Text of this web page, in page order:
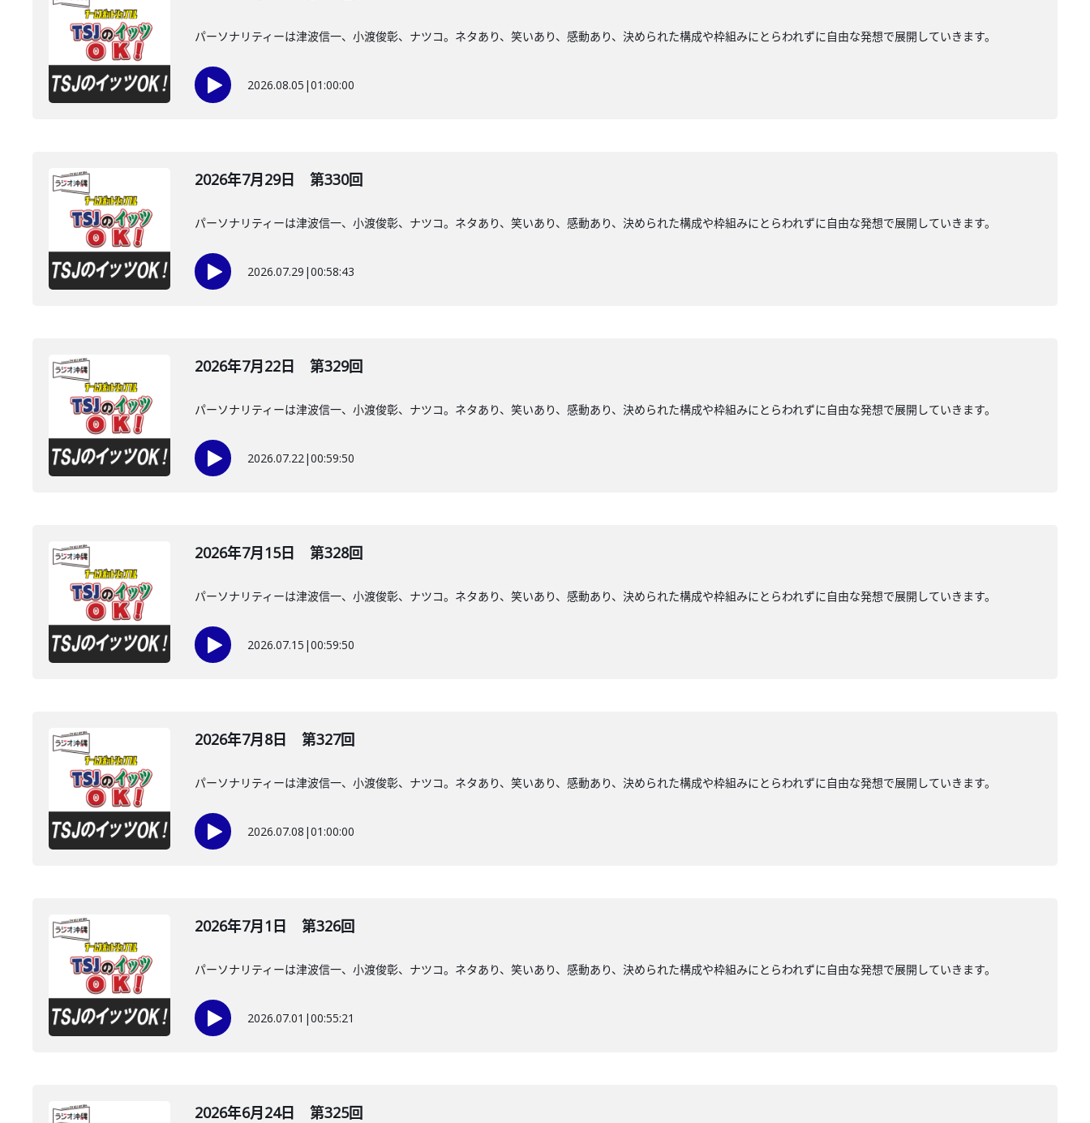
パーソナリティーは津波信一、小渡俊彰、ナツコ。ネタあり、笑いあり、感動あり、決められた構成や枠組みにとらわれずに自由な発想で展開していきます。
2026.08.05 |01:00:00
2026年7月29日 第330回
パーソナリティーは津波信一、小渡俊彰、ナツコ。ネタあり、笑いあり、感動あり、決められた構成や枠組みにとらわれずに自由な発想で展開していきます。
2026.07.29 |00:58:43
2026年7月22日 第329回
パーソナリティーは津波信一、小渡俊彰、ナツコ。ネタあり、笑いあり、感動あり、決められた構成や枠組みにとらわれずに自由な発想で展開していきます。
2026.07.22|00:59:50
2026年7月15日 第328回
パーソナリティーは津波信一、小渡俊彰、ナツコ。ネタあり、笑いあり、感動あり、決められた構成や枠組みにとらわれずに自由な発想で展開していきます。
2026.07.15 |00:59:50
2026年7月8日 第327回
パーソナリティーは津波信一、小渡俊彰、ナツコ。ネタあり、笑いあり、感動あり、決められた構成や枠組みにとらわれずに自由な発想で展開していきます。
2026.07.08 |01:00:00
2026年7月1日 第326回
パーソナリティーは津波信一、小渡俊彰、ナツコ。ネタあり、笑いあり、感動あり、決められた構成や枠組みにとらわれずに自由な発想で展開していきます。
2026.07.01 |00:55:21
2026年6月24日 第325回